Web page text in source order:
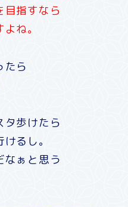
目指すなら
ね。
たら
タ歩けたら
るし。
なぁと思う